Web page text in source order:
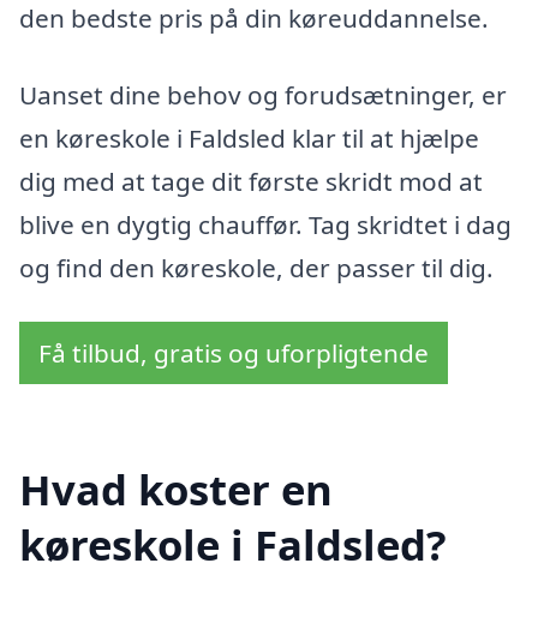
den bedste pris på din køreuddannelse.
Uanset dine behov og forudsætninger, er
en køreskole i Faldsled klar til at hjælpe
dig med at tage dit første skridt mod at
blive en dygtig chauffør. Tag skridtet i dag
og find den køreskole, der passer til dig.
Få tilbud, gratis og uforpligtende
Hvad koster en
køreskole i Faldsled?